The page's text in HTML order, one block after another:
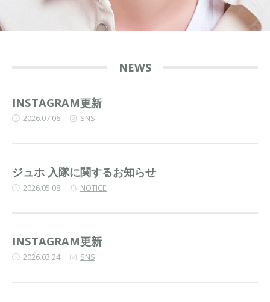
NEWS
INSTAGRAM更新
2026.07.06 SNS
ジュホ 入隊に関するお知らせ
2026.05.08 NOTICE
INSTAGRAM更新
2026.03.24 SNS